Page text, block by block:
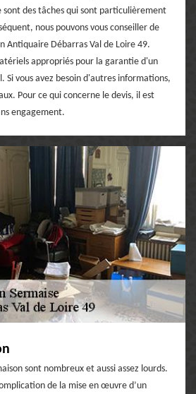
sont des tâches qui sont particulièrement
nous pouvons vous conseiller de
Antiquaire Débarras Val de Loire 49.
appropriés pour la garantie d'un
Si vous avez besoin d'autres informations,
Pour ce qui concerne le devis, il est
engagement.
sont nombreux et aussi assez lourds.
de la mise en œuvre d’un